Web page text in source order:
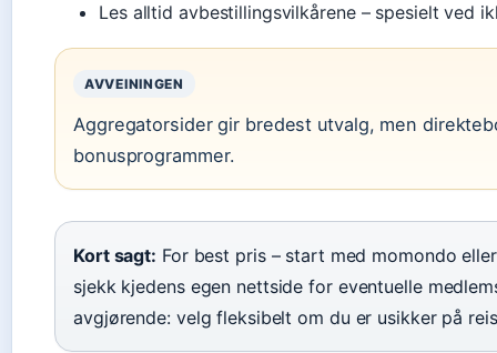
Les alltid avbestillingsvilkårene – spesielt ved
AVVEININGEN
Aggregatorsider gir bredest utvalg, men
bonusprogrammer.
Kort sagt: For best pris – start med momondo
sjekk kjedens egen nettside for eventuelle
avgjørende: velg fleksibelt om du er usikker på